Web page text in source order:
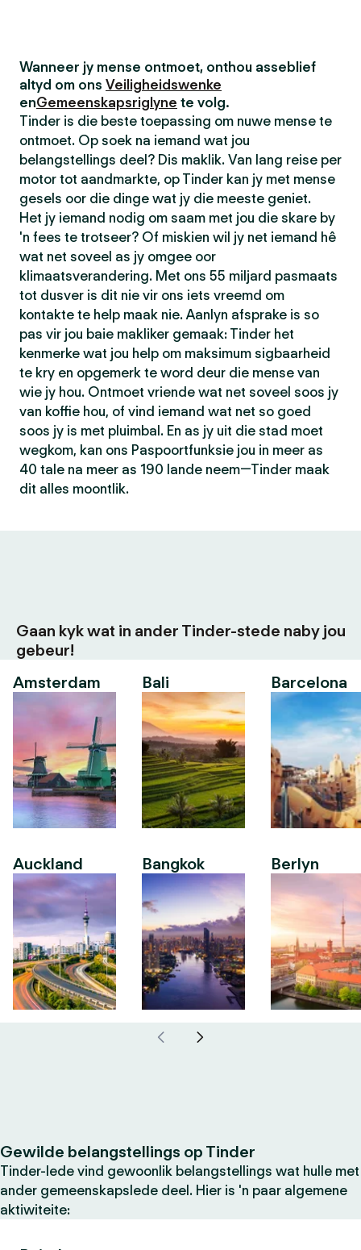
Wanneer jy mense ontmoet, onthou asseblief
altyd om ons Veiligheidswenke
enGemeenskapsriglyne te volg.
Tinder is die beste toepassing om nuwe mense te
ontmoet. Op soek na iemand wat jou
belangstellings deel? Dis maklik. Van lang reise per
motor tot aandmarkte, op Tinder kan jy met mense
gesels oor die dinge wat jy die meeste geniet.
Het jy iemand nodig om saam met jou die skare by
'n fees te trotseer? Of miskien wil jy net iemand hê
wat net soveel as jy omgee oor
klimaatsverandering. Met ons 55 miljard pasmaats
tot dusver is dit nie vir ons iets vreemd om
kontakte te help maak nie. Aanlyn afsprake is so
pas vir jou baie makliker gemaak: Tinder het
kenmerke wat jou help om maksimum sigbaarheid
te kry en opgemerk te word deur die mense van
wie jy hou. Ontmoet vriende wat net soveel soos jy
van koffie hou, of vind iemand wat net so goed
soos jy is met pluimbal. En as jy uit die stad moet
wegkom, kan ons Paspoortfunksie jou in meer as
40 tale na meer as 190 lande neem—Tinder maak
dit alles moontlik.
Gaan kyk wat in ander Tinder-stede naby jou
gebeur!
Amsterdam
Auckland
Bali
Bangkok
Barcelona
Berlyn
Gewilde belangstellings op Tinder
Tinder-lede vind gewoonlik belangstellings wat hulle met
ander gemeenskapslede deel. Hier is 'n paar algemene
aktiwiteite: